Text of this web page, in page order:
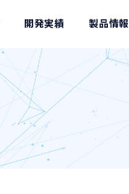
開発実績 製品情報